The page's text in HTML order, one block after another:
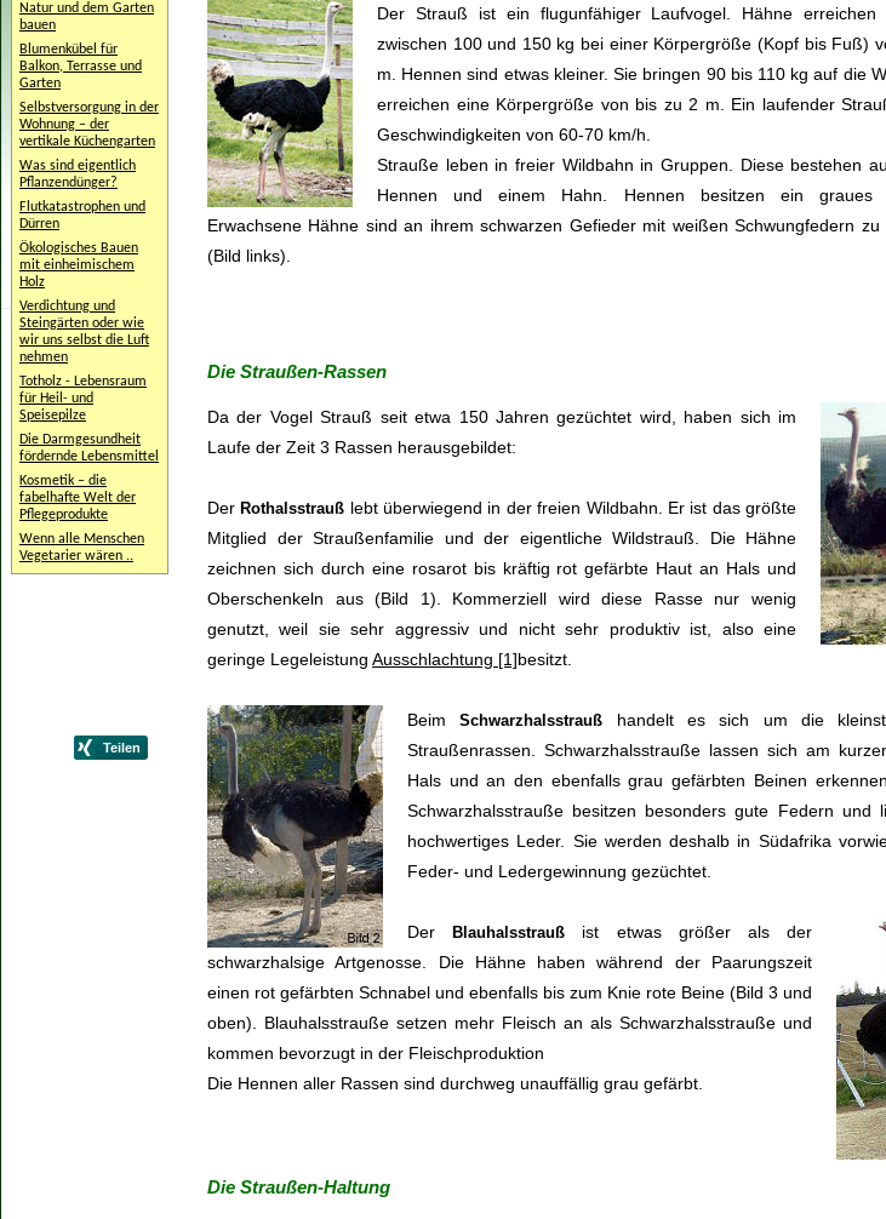
Natur und dem Garten
bauen
Blumenkübel für
Balkon, Terrasse und
Garten
Selbstversorgung in der
Wohnung – der
vertikale Küchengarten
Was sind eigentlich
Pflanzendünger?
Flutkatastrophen und
Dürren
Ökologisches Bauen
mit einheimischem
Holz
Verdichtung und
Steingärten oder wie
wir uns selbst die Luft
nehmen
Totholz - Lebensraum
für Heil- und
Speisepilze
Die Darmgesundheit
fördernde Lebensmittel
Kosmetik – die
fabelhafte Welt der
Pflegeprodukte
Wenn alle Menschen
Vegetarier wären ..
Der Strauß ist ein flugunfähiger Laufvogel. Hähne erreichen
zwischen 100 und 150 kg bei einer Körpergröße (Kopf bis Fuß)
m. Hennen sind etwas kleiner. Sie bringen 90 bis 110 kg auf die
erreichen eine Körpergröße von bis zu 2 m. Ein laufender
Geschwindigkeiten von 60-70 km/h.
Strauße leben in freier Wildbahn in Gruppen. Diese bestehen
Hennen und einem Hahn. Hennen besitzen ein graues
Erwachsene Hähne sind an ihrem schwarzen Gefieder mit weißen Schwungfedern zu
(Bild links).
Die Straußen-Rassen
Da der Vogel Strauß seit etwa 150 Jahren gezüchtet wird, haben sich im
Laufe der Zeit 3 Rassen herausgebildet:
DerRothalsstrauß lebt überwiegend in der freien Wildbahn. Er ist das größte
Mitglied der Straußenfamilie und der eigentliche Wildstrauß. Die Hähne
zeichnen sich durch eine rosarot bis kräftig rot gefärbte Haut an Hals und
Oberschenkeln aus (Bild 1). Kommerziell wird diese Rasse nur wenig
genutzt, weil sie sehr aggressiv und nicht sehr produktiv ist, also eine
geringe Legeleistung Ausschlachtung [1]besitzt.
BeimSchwarzhalsstrauß handelt es sich um die
Straußenrassen. Schwarzhalsstrauße lassen sich am
Hals und an den ebenfalls grau gefärbten Beinen
Schwarzhalsstrauße besitzen besonders gute Federn und
hochwertiges Leder. Sie werden deshalb in Südafrika
Feder- und Ledergewinnung gezüchtet.
DerBlauhalsstrauß ist etwas größer als der
schwarzhalsige Artgenosse. Die Hähne haben während der Paarungszeit
einen rot gefärbten Schnabel und ebenfalls bis zum Knie rote Beine (Bild 3 und
oben). Blauhalsstrauße setzen mehr Fleisch an als Schwarzhalsstrauße und
kommen bevorzugt in der Fleischproduktion
Die Hennen aller Rassen sind durchweg unauffällig grau gefärbt.
Die Straußen-Haltung